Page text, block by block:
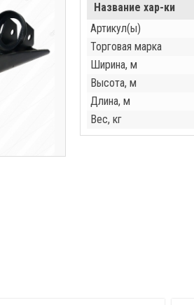
Название хар-ки
Артикул(ы)
Торговая марка
Ширина, м
Высота, м
Длина, м
Вес, кг